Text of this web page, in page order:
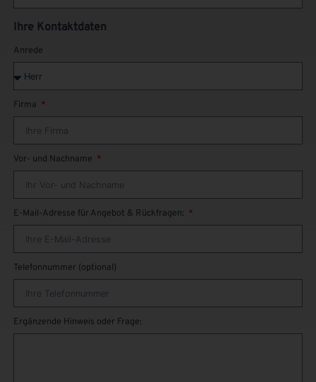
Ihre Kontaktdaten
Anrede
Firma
Vor- und Nachname
E-Mail-Adresse für Angebot & Rückfragen:
Telefonnummer (optional)
Ergänzende Hinweis oder Frage: